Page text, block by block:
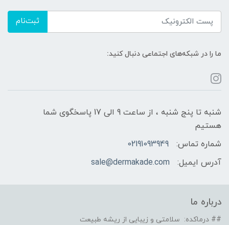
ثبت‌نام
ما را در شبکه‌های اجتماعی دنبال کنید:
شنبه تا پنج شنبه ، از ساعت 9 الی 17 پاسخگوی شما
هستیم
شماره تماس:
02191093949
آدرس ایمیل:
sale@dermakade.com
درباره ما
## درماکده: سلامتی و زیبایی از ریشه طبیعت